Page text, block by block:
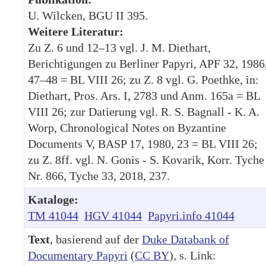
U. Wilcken, BGU II 395.
Weitere Literatur:
Zu Z. 6 und 12–13 vgl. J. M. Diethart,
Berichtigungen zu Berliner Papyri, APF 32,
47–48 = BL VIII 26; zu Z. 8 vgl. G. Poethke, in:
Diethart, Pros. Ars. I, 2783 und Anm. 165a = BL
VIII 26; zur Datierung vgl. R. S. Bagnall - K. A.
Worp, Chronological Notes on Byzantine
Documents V, BASP 17, 1980, 23 = BL VIII 26;
zu Z. 8ff. vgl. N. Gonis - S. Kovarik, Korr. Tyche
Nr. 866, Tyche 33, 2018, 237.
Kataloge:
TM 41044 HGV 41044 Papyri.info 41044
Text, basierend auf der Duke Databank of
Documentary Papyri (CC BY), s. Link: